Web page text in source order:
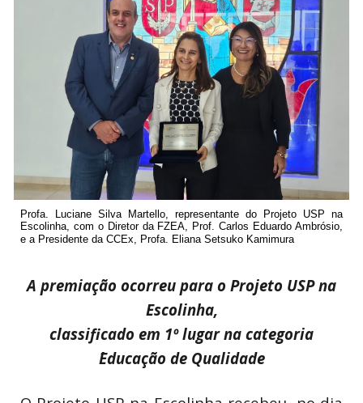
Profa. Luciane Silva Martello, representante do Projeto USP na
Escolinha, com o Diretor da FZEA, Prof. Carlos Eduardo Ambrósio,
e a Presidente da CCEx, Profa. Eliana Setsuko Kamimura
A premiação ocorreu para o Projeto USP na
Escolinha,
classificado em 1º lugar na categoria
´Educação de Qualidade